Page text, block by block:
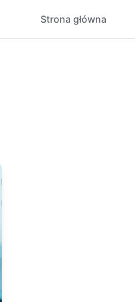
Strona główna